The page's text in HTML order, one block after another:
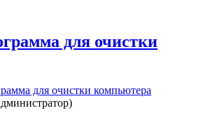
для очистки
для очистки компьютера